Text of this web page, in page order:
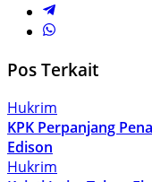
Pos Terkait
Hukrim
KPK Perpanjang
Edison
Hukrim